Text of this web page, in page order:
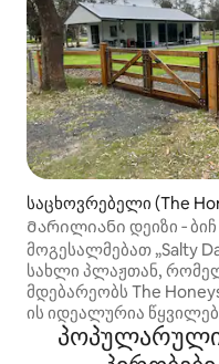
საცხოვრებელი (The
ckles)
Მარილიანი დეიზი ‑ ბიჩ
მოგესალმებათ „Salty
სახლი პლაჟთან,
მდებარეობს The
ის იდეალურია
ოჯახებისთვის,
მშვიდი დასვენება.